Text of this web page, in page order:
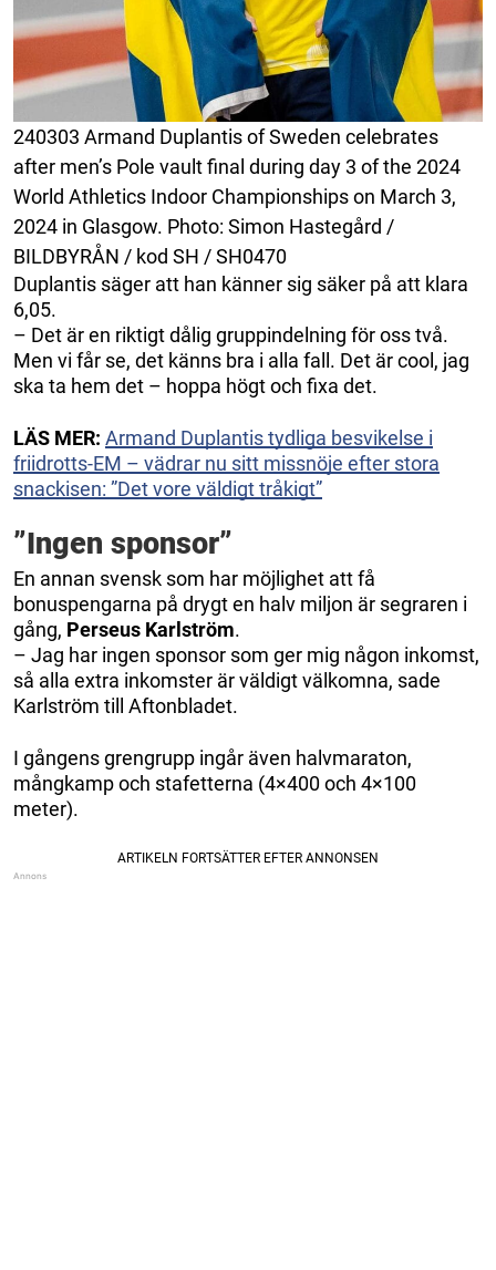
240303 Armand Duplantis of Sweden celebrates
after men’s Pole vault final during day 3 of the 2024
World Athletics Indoor Championships on March 3,
2024 in Glasgow. Photo: Simon Hastegård /
BILDBYRÅN / kod SH / SH0470
Duplantis säger att han känner sig säker på att klara
6,05.
– Det är en riktigt dålig gruppindelning för oss två.
Men vi får se, det känns bra i alla fall. Det är cool, jag
ska ta hem det – hoppa högt och fixa det.
LÄS MER: Armand Duplantis tydliga besvikelse i
friidrotts-EM – vädrar nu sitt missnöje efter stora
snackisen: ”Det vore väldigt tråkigt”
”Ingen sponsor”
En annan svensk som har möjlighet att få
bonuspengarna på drygt en halv miljon är segraren i
gång, Perseus Karlström.
– Jag har ingen sponsor som ger mig någon inkomst,
så alla extra inkomster är väldigt välkomna, sade
Karlström till Aftonbladet.
I gångens grengrupp ingår även halvmaraton,
mångkamp och stafetterna (4×400 och 4×100
meter).